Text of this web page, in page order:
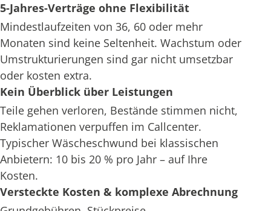
5-Jahres-Verträge ohne Flexibilität
Mindestlaufzeiten von 36, 60 oder mehr
Monaten sind keine Seltenheit. Wachstum oder
Umstrukturierungen sind gar nicht umsetzbar
oder kosten extra.
Kein Überblick über Leistungen
Teile gehen verloren, Bestände stimmen nicht,
Reklamationen verpuffen im Callcenter.
Typischer Wäscheschwund bei klassischen
Anbietern: 10 bis 20 % pro Jahr – auf Ihre
Kosten.
Versteckte Kosten & komplexe Abrechnung